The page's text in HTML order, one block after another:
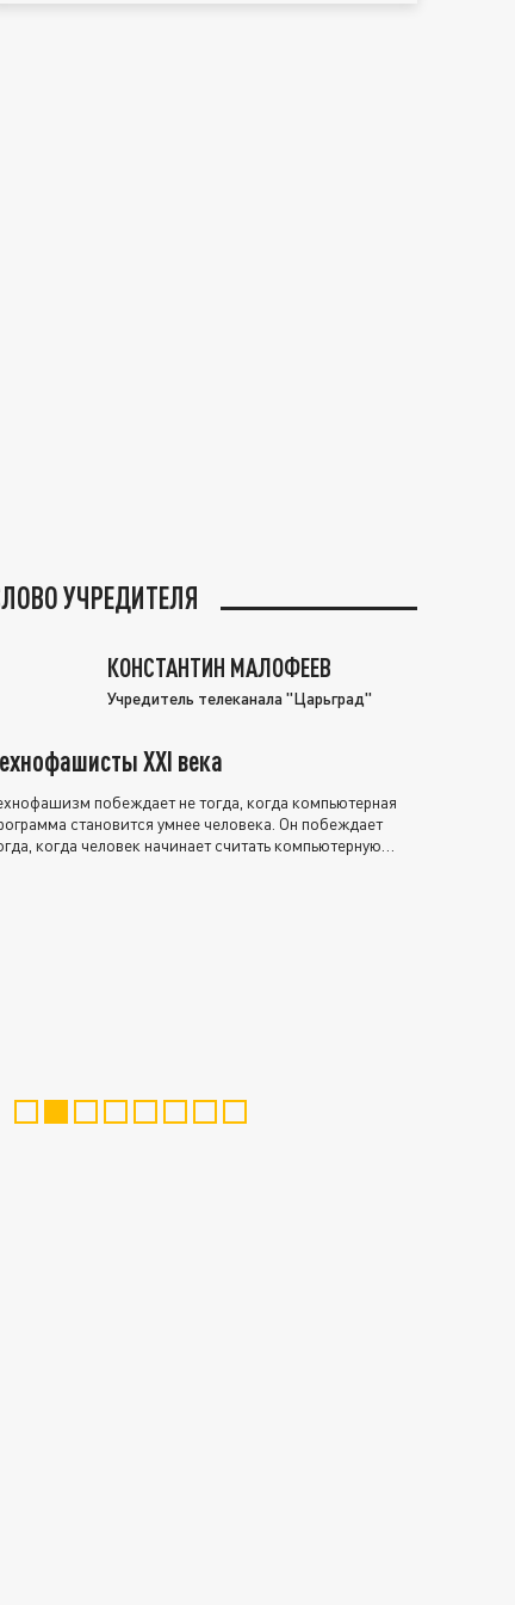
УЧРЕДИТЕЛЯ
КОНСТАНТИН МАЛОФЕЕВ
Учредитель телеканала "Царьград"
XXI века
побеждает не тогда, когда компьютерная
становится умнее человека. Он побеждает
когда человек начинает считать компьютерную